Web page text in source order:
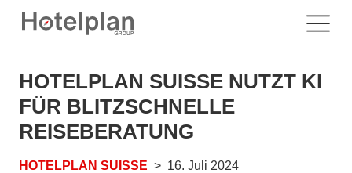
HOTELPLAN SUISSE NUTZT KI
FÜR BLITZSCHNELLE
REISEBERATUNG
HOTELPLAN SUISSE 16. Juli 2024